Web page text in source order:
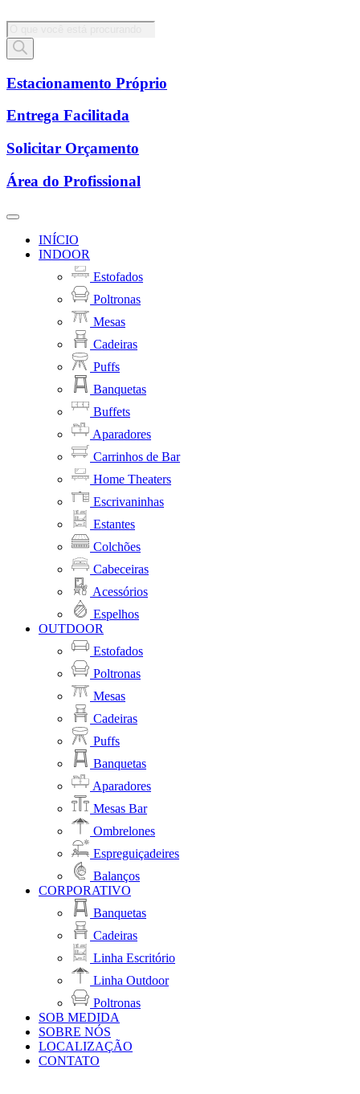
Pesquisar
produtos
Estacionamento Próprio
Entrega Facilitada
Solicitar Orçamento
Área do Profissional
INÍCIO
INDOOR
Estofados
Poltronas
Mesas
Cadeiras
Puffs
Banquetas
Buffets
Aparadores
Carrinhos de Bar
Home Theaters
Escrivaninhas
Estantes
Colchões
Cabeceiras
Acessórios
Espelhos
OUTDOOR
Estofados
Poltronas
Mesas
Cadeiras
Puffs
Banquetas
Aparadores
Mesas Bar
Ombrelones
Espreguiçadeires
Balanços
CORPORATIVO
Banquetas
Cadeiras
Linha Escritório
Linha Outdoor
Poltronas
SOB MEDIDA
SOBRE NÓS
LOCALIZAÇÃO
CONTATO